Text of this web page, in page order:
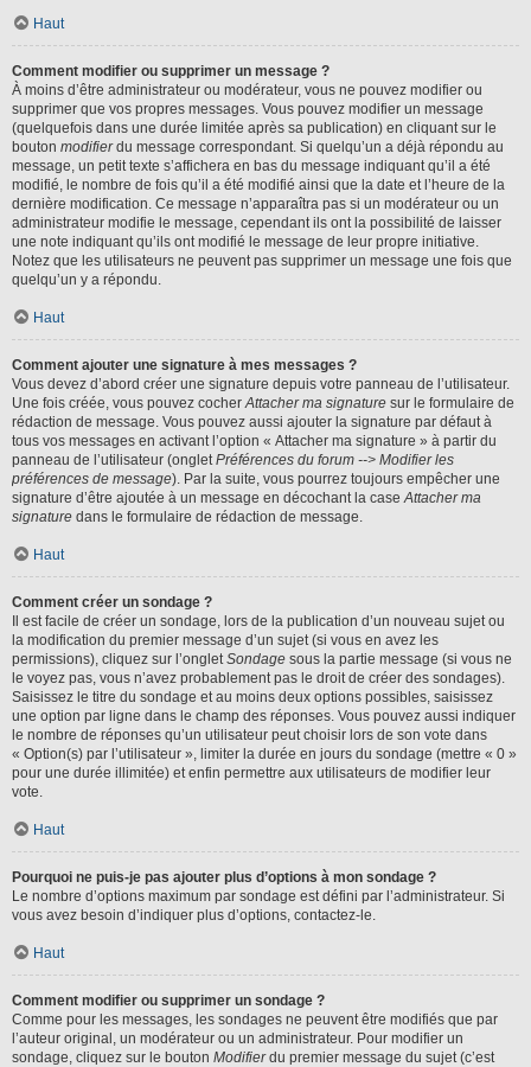
Haut
Comment modifier ou supprimer un message ?
À moins d’être administrateur ou modérateur, vous ne pouvez modifier ou
supprimer que vos propres messages. Vous pouvez modifier un message
(quelquefois dans une durée limitée après sa publication) en cliquant sur le
bouton modifierdu message correspondant. Si quelqu’un a déjà répondu au
message, un petit texte s’affichera en bas du message indiquant qu’il a été
modifié, le nombre de fois qu’il a été modifié ainsi que la date et l’heure de la
dernière modification. Ce message n’apparaîtra pas si un modérateur ou un
administrateur modifie le message, cependant ils ont la possibilité de laisser
une note indiquant qu’ils ont modifié le message de leur propre initiative.
Notez que les utilisateurs ne peuvent pas supprimer un message une fois que
quelqu’un y a répondu.
Haut
Comment ajouter une signature à mes messages ?
Vous devez d’abord créer une signature depuis votre panneau de l’utilisateur.
Une fois créée, vous pouvez cocherAttacher ma signature sur le formulaire de
rédaction de message. Vous pouvez aussi ajouter la signature par défaut à
tous vos messages en activant l’option « Attacher ma signature » à partir du
panneau de l’utilisateur (ongletPréférences du forum --> Modifier les
préférences de message). Par la suite, vous pourrez toujours empêcher une
signature d’être ajoutée à un message en décochant la caseAttacher ma
signature dans le formulaire de rédaction de message.
Haut
Comment créer un sondage ?
Il est facile de créer un sondage, lors de la publication d’un nouveau sujet ou
la modification du premier message d’un sujet (si vous en avez les
permissions), cliquez sur l’ongletSondage sous la partie message (si vous ne
le voyez pas, vous n’avez probablement pas le droit de créer des sondages).
Saisissez le titre du sondage et au moins deux options possibles, saisissez
une option par ligne dans le champ des réponses. Vous pouvez aussi indiquer
le nombre de réponses qu’un utilisateur peut choisir lors de son vote dans
« Option(s) par l’utilisateur », limiter la durée en jours du sondage (mettre « 0 »
pour une durée illimitée) et enfin permettre aux utilisateurs de modifier leur
vote.
Haut
Pourquoi ne puis-je pas ajouter plus d’options à mon sondage ?
Le nombre d’options maximum par sondage est défini par l’administrateur. Si
vous avez besoin d’indiquer plus d’options, contactez-le.
Haut
Comment modifier ou supprimer un sondage ?
Comme pour les messages, les sondages ne peuvent être modifiés que par
l’auteur original, un modérateur ou un administrateur. Pour modifier un
sondage, cliquez sur le bouton Modifierdu premier message du sujet (c’est